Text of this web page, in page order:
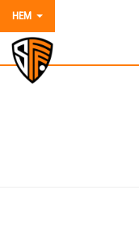
HEM
HEM